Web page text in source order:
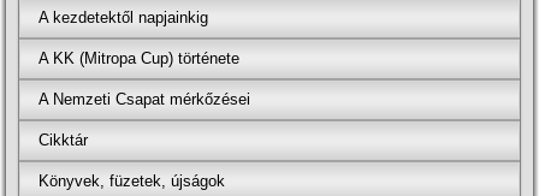
A kezdetektől napjainkig
A KK (Mitropa Cup) története
A Nemzeti Csapat mérkőzései
Cikktár
Könyvek, füzetek, újságok